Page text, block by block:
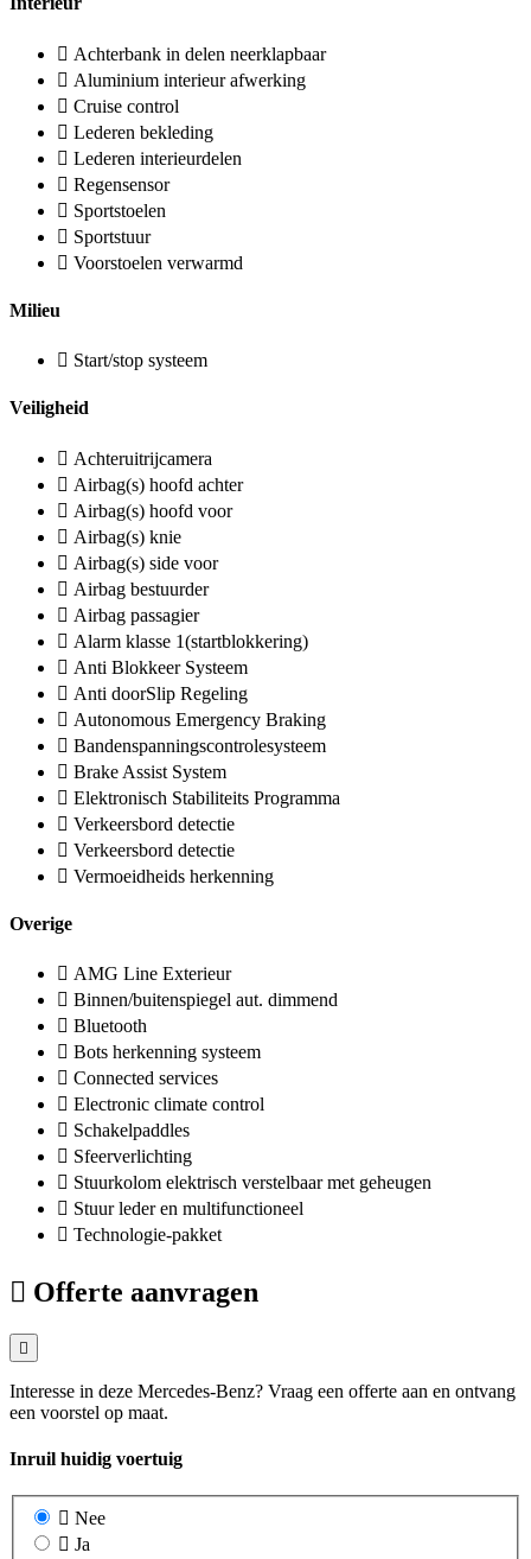
Achterbank in delen neerklapbaar
Aluminium interieur afwerking
Cruise control
Lederen bekleding
Lederen interieurdelen
Regensensor
Sportstoelen
Sportstuur
Voorstoelen verwarmd
Milieu
Start/stop systeem
Veiligheid
Achteruitrijcamera
Airbag(s) hoofd achter
Airbag(s) hoofd voor
Airbag(s) knie
Airbag(s) side voor
Airbag bestuurder
Airbag passagier
Alarm klasse 1(startblokkering)
Anti Blokkeer Systeem
Anti doorSlip Regeling
Autonomous Emergency Braking
Bandenspanningscontrolesysteem
Brake Assist System
Elektronisch Stabiliteits Programma
Verkeersbord detectie
Verkeersbord detectie
Vermoeidheids herkenning
Overige
AMG Line Exterieur
Binnen/buitenspiegel aut. dimmend
Bluetooth
Bots herkenning systeem
Connected services
Electronic climate control
Schakelpaddles
Sfeerverlichting
Stuurkolom elektrisch verstelbaar met geheugen
Stuur leder en multifunctioneel
Technologie-pakket
Offerte aanvragen
Interesse in deze Mercedes-Benz? Vraag een offerte aan en ontvang
een voorstel op maat.
Inruil huidig voertuig
Nee
Ja